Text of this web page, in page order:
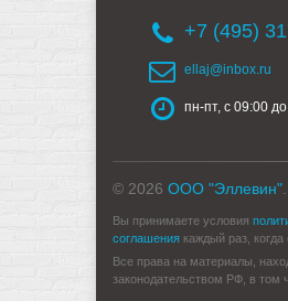
+7 (495)
ellaj@inbox.ru
пн-пт, с 09:00
© 2026 ООО "Эллевин".
Вы принимаете условия
соглашения каждый раз,
Все права на материалы,
законодательством РФ, в том